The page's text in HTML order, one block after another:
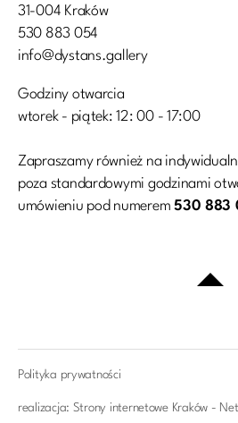
31-004 Kraków
530 883 054
info@dystans.gallery
Godziny otwarcia
wtorek - piątek: 12: 00 - 17:00
Zapraszamy również na
poza standardowymi godzinami
umówieniu pod numerem530 883
Polityka prywatności
realizacja: Strony internetowe Kraków -